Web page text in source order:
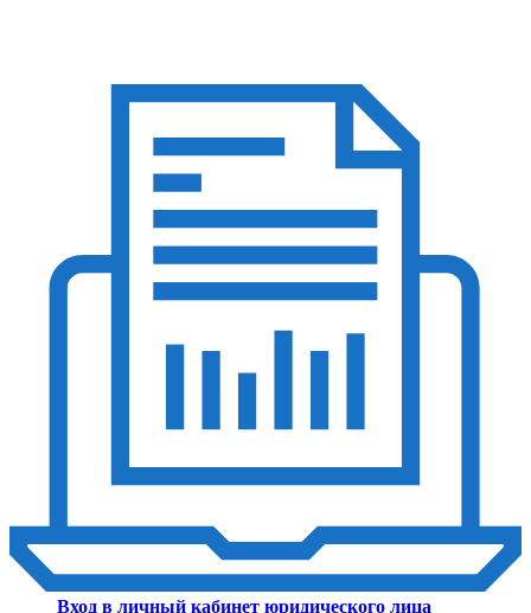
Вход в личный кабинет юридического лица